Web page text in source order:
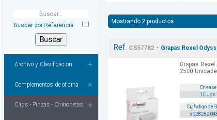
Buscar por Referencia
Archivo y Clasificacion
Complementos de oficina
Clips - Pinzas - Chinchetas
Mostrando 2 productos
Ref. CS57782- Grapas Rexel
Grapas
2500
Envase
10 Uds.
Cï¿½digo de